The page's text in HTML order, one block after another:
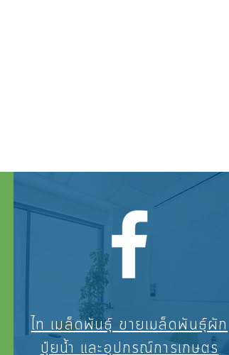
ไท เมล็ดพันธุ์ ขายเมล็ดพันธุ์ผัก
ปุ๋ยน้ำ และอุปกรณ์การเกษตร